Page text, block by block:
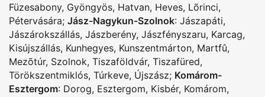
Füzesabony, Gyöngyös, Hatvan, Heves, Lõrinci,
Pétervására; Jász-Nagykun-Szolnok: Jászapáti,
Jászárokszállás, Jászberény, Jászfényszaru, Karcag,
Kisújszállás, Kunhegyes, Kunszentmárton, Martfû,
Mezõtúr, Szolnok, Tiszaföldvár, Tiszafüred,
Törökszentmiklós, Túrkeve, Újszász; Komárom-
Esztergom: Dorog, Esztergom, Kisbér, Komárom,